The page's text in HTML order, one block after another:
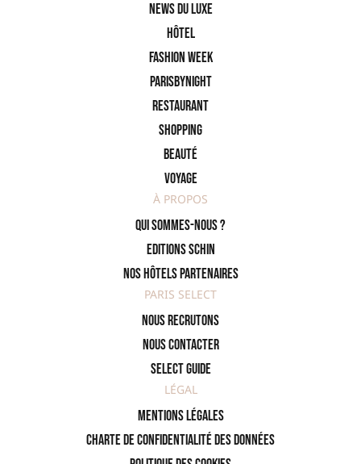
News du Luxe
Hôtel
Fashion Week
ParisByNight
Restaurant
Shopping
Beauté
Voyage
À PROPOS
Qui sommes-nous ?
Editions SCHIN
Nos hôtels partenaires
PARIS SELECT
Nous recrutons
Nous contacter
Select Guide
LÉGAL
Mentions légales
Charte de confidentialité des données